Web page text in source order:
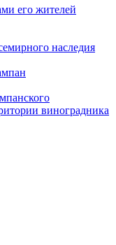
его жителей
наследия
виноградника